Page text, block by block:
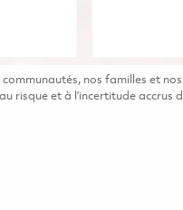
nos familles et
risque et à l’incertitude accrus